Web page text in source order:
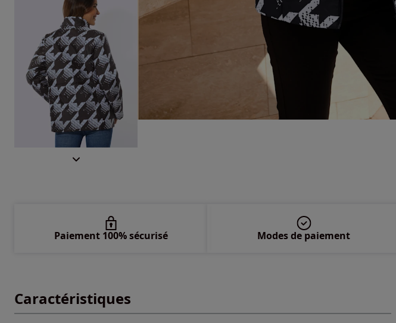
Caractéristiques
Paiement 100% sécurisé Modes de paiement